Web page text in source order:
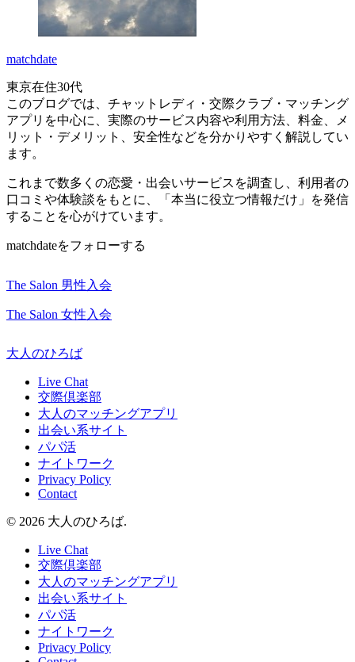
matchdate
東京在住30代
このブログでは、チャットレディ・交際クラブ・マッチング
アプリを中心に、実際のサービス内容や利用方法、料金、メ
リット・デメリット、安全性などを分かりやすく解説してい
ます。
これまで数多くの恋愛・出会いサービスを調査し、利用者の
口コミや体験談をもとに、「本当に役立つ情報だけ」を発信
することを心がけています。
matchdateをフォローする
The Salon 男性入会
The Salon 女性入会
大人のひろば
Live Chat
交際倶楽部
大人のマッチングアプリ
出会い系サイト
パパ活
ナイトワーク
Privacy Policy
Contact
© 2026 大人のひろば.
Live Chat
交際倶楽部
大人のマッチングアプリ
出会い系サイト
パパ活
ナイトワーク
Privacy Policy